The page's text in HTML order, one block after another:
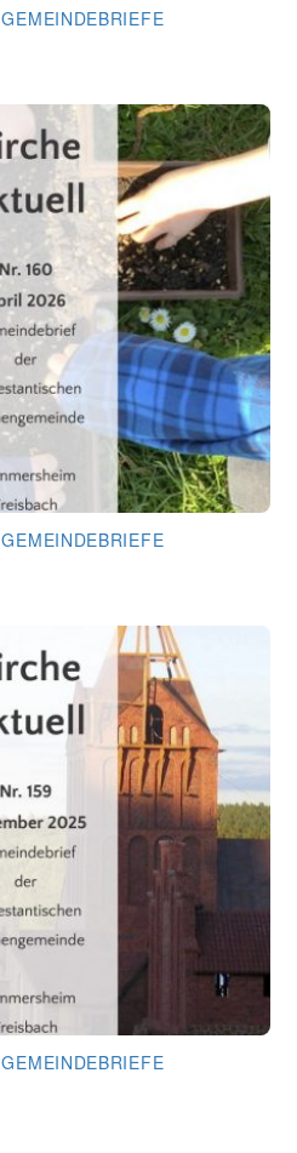
,GEMEINDEBRIEFE
,GEMEINDEBRIEFE
,GEMEINDEBRIEFE